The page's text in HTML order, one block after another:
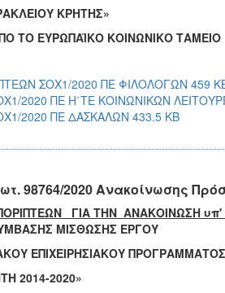
ΚΡΗΤΗΣ»
ΤΟ ΕΥΡΩΠΑΪΚΟ ΚΟΙΝΩΝΙΚΟ ΤΑΜΕΙΟ
ΣΟΧ1/2020 ΠΕ ΦΙΛΟΛΟΓΩΝ 459
2020 ΠΕ Η΄ΤΕ ΚΟΙΝΩΝΙΚΩΝ
2020 ΠΕ ΔΑΣΚΑΛΩΝ 433.5 KB
98764/2020 Ανακοίνωσης
ΓΙΑ ΤΗΝ ΑΝΑΚΟΙΝΩΣΗ υπ'
ΜΙΣΘΩΣΗΣ ΕΡΓΟΥ
ΠΡΟΓΡΑΜΜΑΤΟΣ
2014-2020»